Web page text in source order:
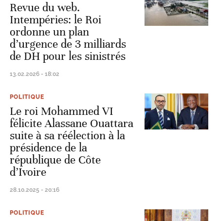
Revue du web.
Intempéries: le Roi
ordonne un plan
d’urgence de 3 milliards
de DH pour les sinistrés
13.02.2026 - 18:02
POLITIQUE
Le roi Mohammed VI
félicite Alassane Ouattara
suite à sa réélection à la
présidence de la
république de Côte
d’Ivoire
28.10.2025 - 20:16
POLITIQUE